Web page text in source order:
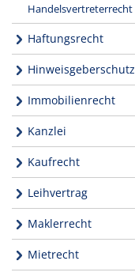
Handelsvertreterrecht
Haftungsrecht
Hinweisgeberschutz
Immobilienrecht
Kanzlei
Kaufrecht
Leihvertrag
Maklerrecht
Mietrecht